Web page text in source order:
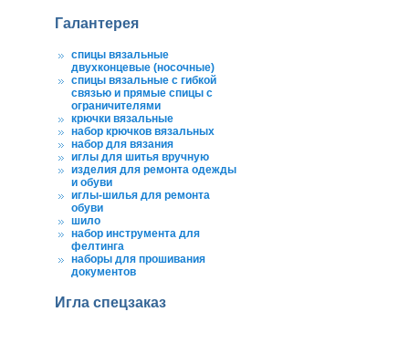
Галантерея
спицы вязальные
двухконцевые (носочные)
спицы вязальные с гибкой
связью и прямые спицы с
ограничителями
крючки вязальные
набор крючков вязальных
набор для вязания
иглы для шитья вручную
изделия для ремонта одежды
и обуви
иглы-шилья для ремонта
обуви
шило
набор инструмента для
фелтинга
наборы для прошивания
документов
Игла спецзаказ